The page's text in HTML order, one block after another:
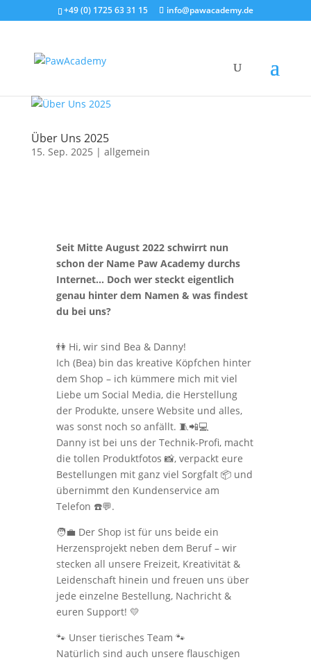
+49 (0) 1725 63 31 15 info@pawacademy.de
Über Uns 2025
15. Sep. 2025 | allgemein
Seit Mitte August 2022 schwirrt nun
schon der Name Paw Academy durchs
Internet… Doch wer steckt eigentlich
genau hinter dem Namen & was findest
du bei uns?
👫 Hi, wir sind Bea & Danny!
Ich (Bea) bin das kreative Köpfchen hinter
dem Shop – ich kümmere mich mit viel
Liebe um Social Media, die Herstellung
der Produkte, unsere Website und alles,
was sonst noch so anfällt. 🧵📲💻
Danny ist bei uns der Technik-Profi, macht
die tollen Produktfotos 📸, verpackt eure
Bestellungen mit ganz viel Sorgfalt 📦 und
übernimmt den Kundenservice am
Telefon ☎️💬.
🧑‍💼 Der Shop ist für uns beide ein
Herzensprojekt neben dem Beruf – wir
stecken all unsere Freizeit, Kreativität &
Leidenschaft hinein und freuen uns über
jede einzelne Bestellung, Nachricht &
euren Support! 💛
🐾 Unser tierisches Team 🐾
Natürlich sind auch unsere flauschigen